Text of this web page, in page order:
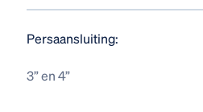
Persaansluiting:
3” en 4”